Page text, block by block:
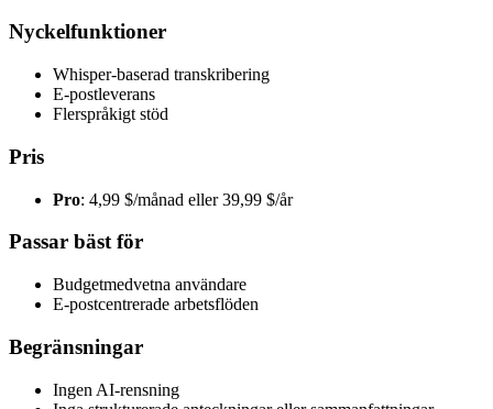
Nyckelfunktioner
Whisper-baserad transkribering
E-postleverans
Flerspråkigt stöd
Pris
Pro: 4,99 $/månad eller 39,99 $/år
Passar bäst för
Budgetmedvetna användare
E-postcentrerade arbetsflöden
Begränsningar
Ingen AI-rensning